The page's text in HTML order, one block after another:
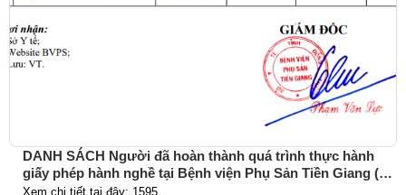
DANH SÁCH Người đã hoàn thành quá trình thực hành
giấy phép hành nghề tại Bệnh viện Phụ Sản Tiền Giang (Từ
ngày 01/6/2026 đến 31/7/2026)
Xem chi tiết tại đây: 1595.